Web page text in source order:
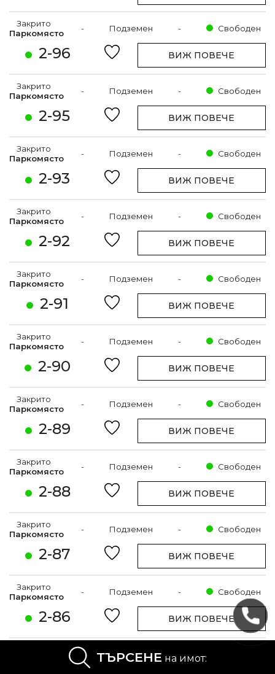
2-96
Закрито
Паркомясто
- Подземен - Свободен
ВИЖ ПОВЕЧЕ
2-95
Закрито
Паркомясто
- Подземен - Свободен
ВИЖ ПОВЕЧЕ
2-93
Закрито
Паркомясто
- Подземен - Свободен
ВИЖ ПОВЕЧЕ
2-92
Закрито
Паркомясто
- Подземен - Свободен
ВИЖ ПОВЕЧЕ
2-91
Закрито
Паркомясто
- Подземен - Свободен
ВИЖ ПОВЕЧЕ
2-90
Закрито
Паркомясто
- Подземен - Свободен
ВИЖ ПОВЕЧЕ
2-89
Закрито
Паркомясто
- Подземен - Свободен
ВИЖ ПОВЕЧЕ
2-88
Закрито
Паркомясто
- Подземен - Свободен
ВИЖ ПОВЕЧЕ
2-87
Закрито
Паркомясто
- Подземен - Свободен
ВИЖ ПОВЕЧЕ
2-86
Закрито
Паркомясто
- Подземен - Свободен
ВИЖ ПОВЕЧЕ
- Подземен -
ТЪРСЕНЕ на имот: